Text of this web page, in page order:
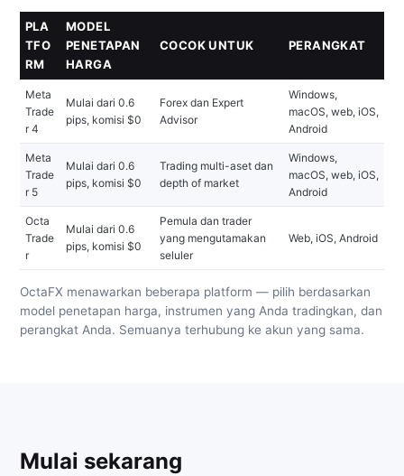
PLA
TFO
RM
MODEL
PENETAPAN
HARGA
COCOK UNTUK PERANGKAT
Meta
Trade
r 4
Mulai dari 0.6
pips, komisi $0
Forex dan Expert
Advisor
Windows,
macOS, web, iOS,
Android
Meta
Trade
r 5
Mulai dari 0.6
pips, komisi $0
Trading multi-aset dan
depth of market
Windows,
macOS, web, iOS,
Android
Octa
Trade
r
Mulai dari 0.6
pips, komisi $0
Pemula dan trader
yang mengutamakan
seluler
Web, iOS, Android
OctaFX menawarkan beberapa platform — pilih berdasarkan
model penetapan harga, instrumen yang Anda tradingkan, dan
perangkat Anda. Semuanya terhubung ke akun yang sama.
Mulai sekarang